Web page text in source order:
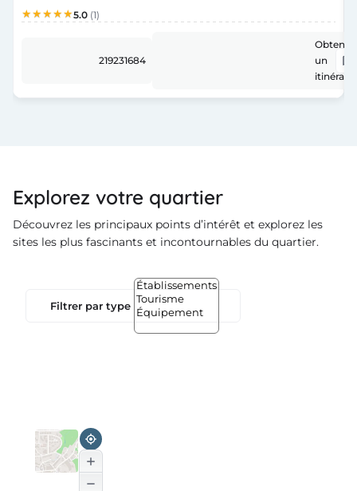
5.0 (1)
219231684
Obtenir
un
itinéraire
Explorez votre quartier
Découvrez les principaux points d’intérêt et explorez les
sites les plus fascinants et incontournables du quartier.
Filtrer par type